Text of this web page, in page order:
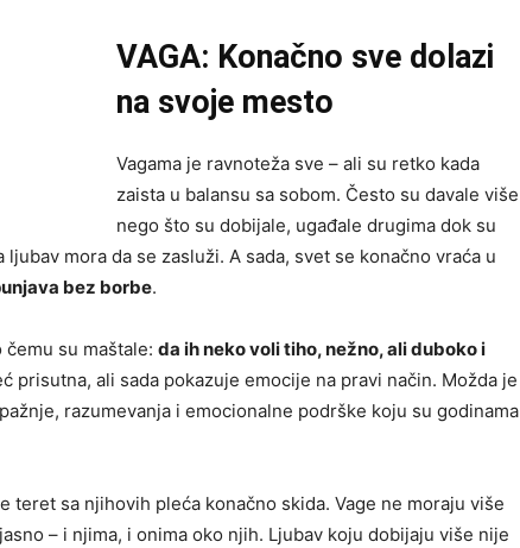
VAGA: Konačno sve dolazi
na svoje mesto
Vagama je ravnoteža sve – ali su retko kada
zaista u balansu sa sobom. Često su davale više
nego što su dobijale, ugađale drugima dok su
mora da se zasluži. A sada, svet se konačno vraća u
bez borbe.
čemu su maštale: da ih neko voli tiho, nežno, ali duboko i
prisutna, ali sada pokazuje emocije na pravi način. Možda je
razumevanja i emocionalne podrške koju su godinama
teret sa njihovih pleća konačno skida. Vage ne moraju više
– i njima, i onima oko njih. Ljubav koju dobijaju više nije